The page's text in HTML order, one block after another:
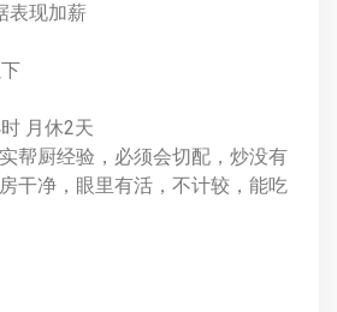
表现加薪
月休2天
帮厨经验，必须会切配，炒没有
干净，眼里有活，不计较，能吃